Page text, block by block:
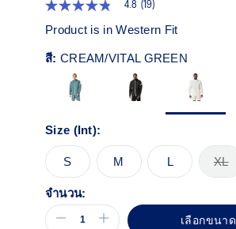
4.8
จาก
5
ดาว
ค่า
คะแนน
เฉลี่ย
Read
Reviews.
ลิงก์
หน้า
เดียวกัน
4.8 (19)
Product is in Western Fit
สี: CREAM/VITAL GREEN
Size (Int):
S M L XL
จำนวน:
เลือกขนาด